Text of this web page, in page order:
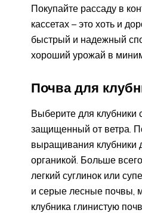
Покупайте рассаду в
кассетах – это хоть и
быстрый и надежный
хороший урожай в
Почва для
Выберите для клубники
защищенный от ветра.
выращивания клубники
органикой. Больше
легкий суглинок или
и серые лесные почвы,
клубника глинистую